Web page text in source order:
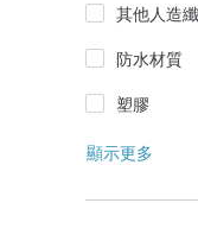
其他人造
防水材質
塑膠
顯示更多